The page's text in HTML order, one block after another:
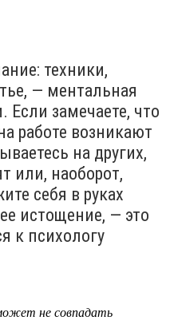
техники,
— ментальная
замечаете, что
работе возникают
на других,
или, наоборот,
себя в руках
истощение, — это
к психологу
не совпадать